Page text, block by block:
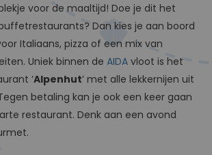
voor de maaltijd! Doe je dit het
Dan kies je aan boord
Italiaans, pizza of een mix van
Uniek binnen de AIDA vloot is het
‘Alpenhut’ met alle lekkernijen uit
betaling kan je ook een keer gaan
restaurant. Denk aan een avond